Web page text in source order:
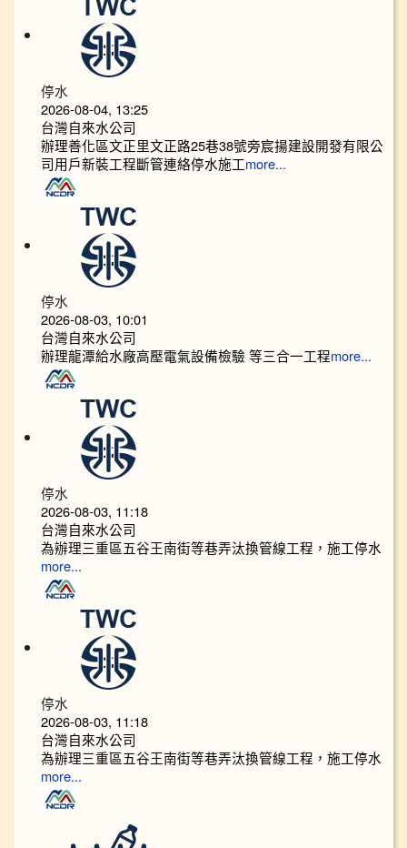
停水
2026-08-04, 13:25
台灣自來水公司
辦理善化區文正里文正路25巷38號旁宸揚建設開發有限公
司用戶新裝工程斷管連絡停水施工more...
停水
2026-08-03, 10:01
台灣自來水公司
辦理龍潭給水廠高壓電氣設備檢驗 等三合一工程more...
停水
2026-08-03, 11:18
台灣自來水公司
為辦理三重區五谷王南街等巷弄汰換管線工程，施工停水
more...
停水
2026-08-03, 11:18
台灣自來水公司
為辦理三重區五谷王南街等巷弄汰換管線工程，施工停水
more...